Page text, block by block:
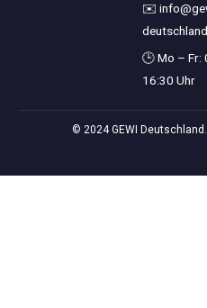
✉️
🕒 Mo – Fr:
16:30 Uhr
© 2024 GEWI